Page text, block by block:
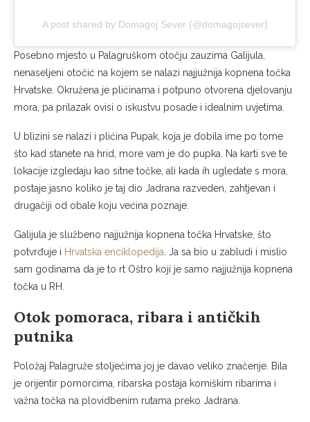
A post shared by Domagoj Sever (@domagojsever)
Posebno mjesto u Palagruškom otočju zauzima Galijula,
nenaseljeni otočić na kojem se nalazi najjužnija kopnena točka
Hrvatske. Okružena je plićinama i potpuno otvorena djelovanju
mora, pa prilazak ovisi o iskustvu posade i idealnim uvjetima.
U blizini se nalazi i plićina Pupak, koja je dobila ime po tome
što kad stanete na hrid, more vam je do pupka. Na karti sve te
lokacije izgledaju kao sitne točke, ali kada ih ugledate s mora,
postaje jasno koliko je taj dio Jadrana razveden, zahtjevan i
drugačiji od obale koju većina poznaje.
Galijula je službeno najjužnija kopnena točka Hrvatske, što
potvrđuje i Hrvatska enciklopedija . Ja sa bio u zabludi i mislio
sam godinama da je to rt Oštro koji je samo najjužnija kopnena
točka u RH.
Otok pomoraca, ribara i antičkih
putnika
Položaj Palagruže stoljećima joj je davao veliko značenje. Bila
je orijentir pomorcima, ribarska postaja komiškim ribarima i
važna točka na plovidbenim rutama preko Jadrana.